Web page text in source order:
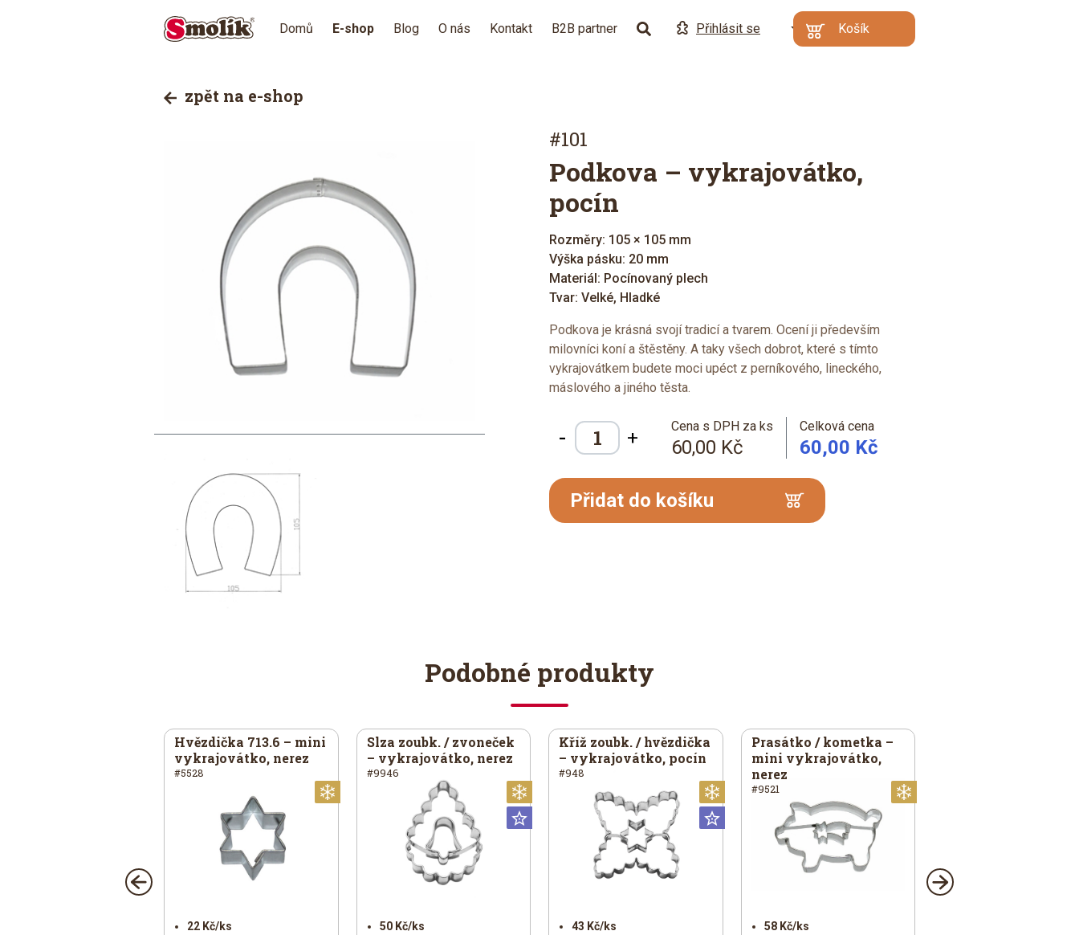
Domů E-shop Blog O nás Kontakt B2B partner Přihlásit se
CZ
Kč
Košík
zpět na e-shop
#101
Podkova – vykrajovátko,
pocín
Rozměry: 105 × 105 mm
Výška pásku: 20 mm
Materiál: Pocínovaný plech
Tvar: Velké, Hladké
Podkova je krásná svojí tradicí a tvarem. Ocení ji především
milovníci koní a štěstěny. A taky všech dobrot, které s tímto
vykrajovátkem budete moci upéct z perníkového, lineckého,
máslového a jiného těsta.
- +
Cena s DPH za ks
60,00 Kč
Celková cena
60,00 Kč
Přidat do košíku
Podobné produkty
Hvězdička 713.6 – mini
vykrajovátko, nerez
#5528
22 Kč/ks
Universální
Slza zoubk. / zvoneček
– vykrajovátko, nerez
#9946
50 Kč/ks
Vánoční
Universální
Kříž zoubk. / hvězdička
– vykrajovátko, pocín
#948
43 Kč/ks
Prasátko / kometka –
mini vykrajovátko,
nerez
#9521
58 Kč/ks